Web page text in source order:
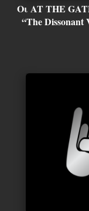
Οι AT THE
“The